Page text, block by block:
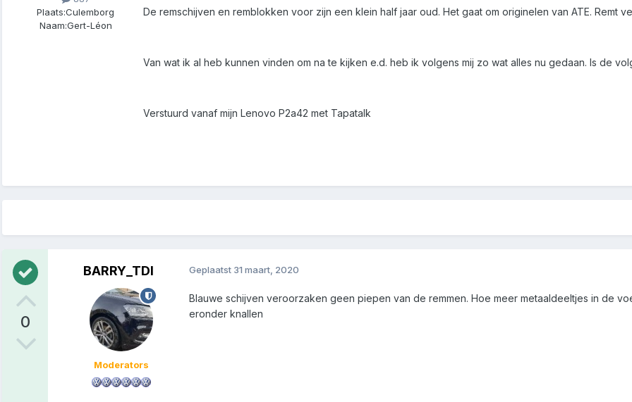
Plaats:Culemborg
Naam:Gert-Léon
De remschijven en remblokken voor zijn een klein half jaar oud. Het gaat om originelen van ATE. Remt
Van wat ik al heb kunnen vinden om na te kijken e.d. heb ik volgens mij zo wat alles nu gedaan. Is de
Verstuurd vanaf mijn Lenovo P2a42 met Tapatalk
0
BARRY_TDI
Moderators
Geplaatst 31 maart, 2020
Blauwe schijven veroorzaken geen piepen van de remmen. Hoe meer metaaldeeltjes in de
eronder knallen